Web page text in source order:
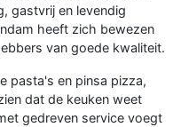
gastvrij en levendig
heeft zich bewezen
van goede kwaliteit.
pasta's en pinsa pizza,
dat de keuken weet
gedreven service voegt